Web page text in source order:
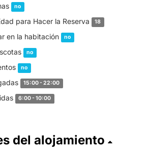
no
para Hacer la Reserva 18
en la habitación no
no
no
15:00 - 22:00
6:00 - 10:00
del alojamiento